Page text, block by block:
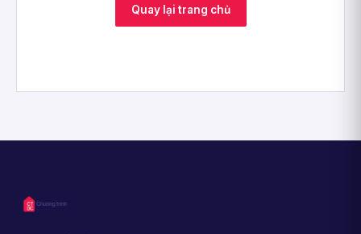
Quay lại trang chủ